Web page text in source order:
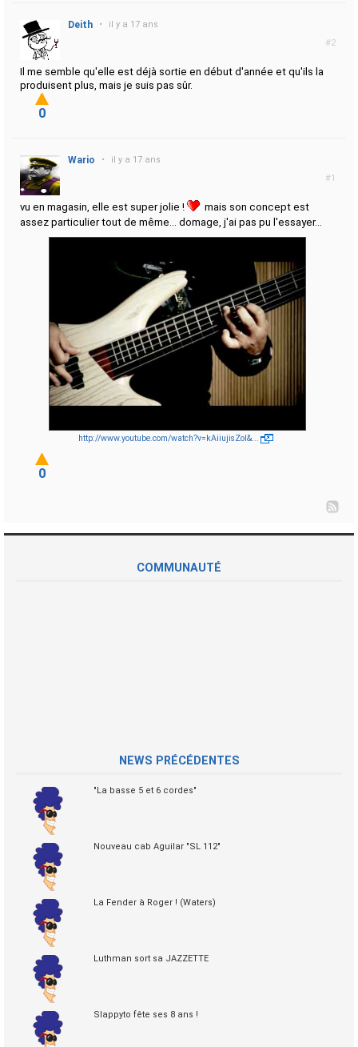
#2
Deith • il y a 17 ans
Il me semble qu'elle est déjà sortie en début d'année et qu'ils la
produisent plus, mais je suis pas sûr.
0
#1
Wario • il y a 17 ans
vu en magasin, elle est super jolie !
mais son concept est
assez particulier tout de même... domage, j'ai pas pu l'essayer...
http://www.youtube.com/watch?v=kAiiujisZoI&...
0
COMMUNAUTÉ
NEWS PRÉCÉDENTES
"La basse 5 et 6 cordes"
Nouveau cab Aguilar "SL 112"
La Fender à Roger ! (Waters)
Luthman sort sa JAZZETTE
Slappyto fête ses 8 ans !